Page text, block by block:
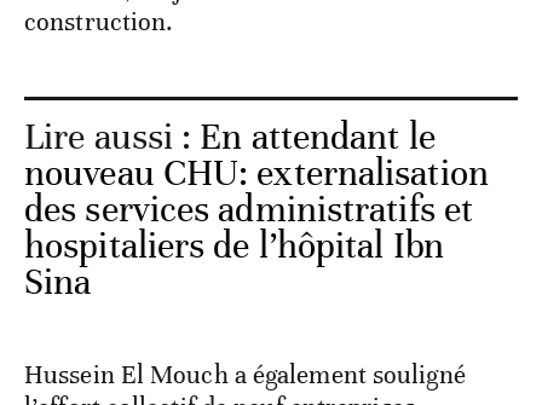
construction.
Lire aussi : En attendant le
nouveau CHU: externalisation
des services administratifs et
hospitaliers de l’hôpital Ibn
Sina
Hussein El Mouch a également souligné